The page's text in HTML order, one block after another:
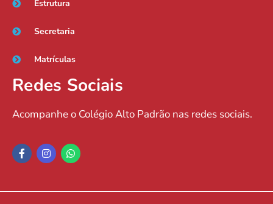
Estrutura
Secretaria
Matrículas
Redes Sociais
Acompanhe o Colégio Alto Padrão nas redes sociais.